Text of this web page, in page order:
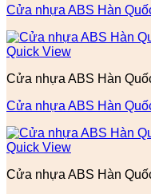
Cửa nhựa ABS Hàn
Quick View
Cửa nhựa ABS Hàn
Cửa nhựa ABS Hàn
Quick View
Cửa nhựa ABS Hàn